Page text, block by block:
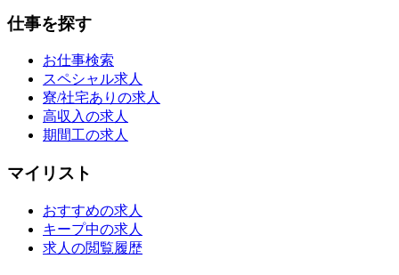
仕事を探す
お仕事検索
スペシャル求人
寮/社宅ありの求人
高収入の求人
期間工の求人
マイリスト
おすすめの求人
キープ中の求人
求人の閲覧履歴